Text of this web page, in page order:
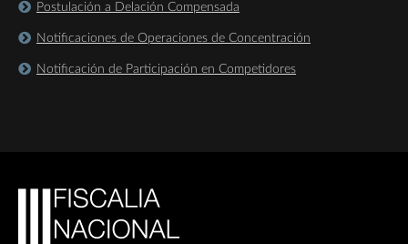
Postulación a Delación Compensada
Notificaciones de Operaciones de Concentración
Notificación de Participación en Competidores